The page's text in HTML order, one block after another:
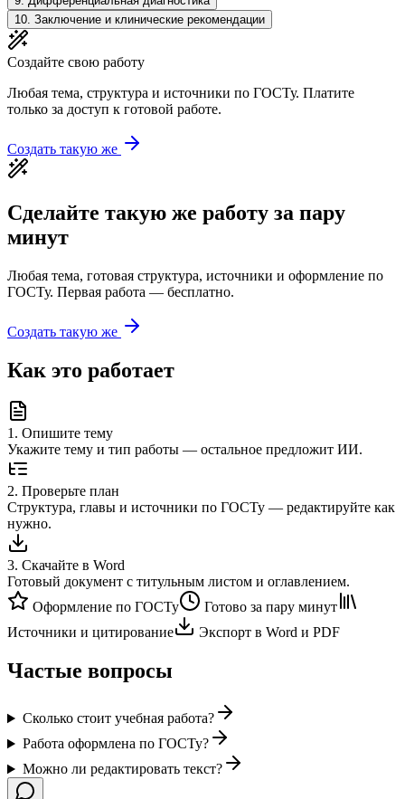
10 Заключение и клинические рекомендации
Создайте свою работу
Любая тема, структура и источники по ГОСТу. Платите
только за доступ к готовой работе.
Создать такую же
Сделайте такую же работу за пару
минут
Любая тема, готовая структура, источники и оформление по
ГОСТу. Первая работа — бесплатно.
Создать такую же
Как это работает
1. Опишите тему
Укажите тему и тип работы — остальное предложит ИИ.
2. Проверьте план
Структура, главы и источники по ГОСТу — редактируйте как
нужно.
3. Скачайте в Word
Готовый документ с титульным листом и оглавлением.
Оформление по ГОСТу
Готово за пару минут
Источники и цитирование
Экспорт в Word и PDF
Частые вопросы
Сколько стоит учебная работа?
Работа оформлена по ГОСТу?
Можно ли редактировать текст?